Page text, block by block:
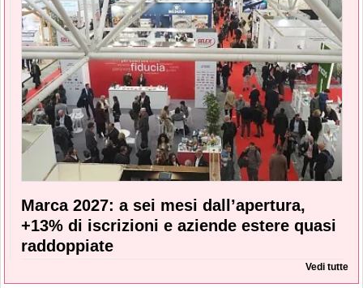
Marca 2027: a sei mesi dall’apertura,
+13% di iscrizioni e aziende estere quasi
raddoppiate
Vedi tutte